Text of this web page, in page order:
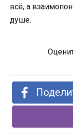
всё, а
душе.